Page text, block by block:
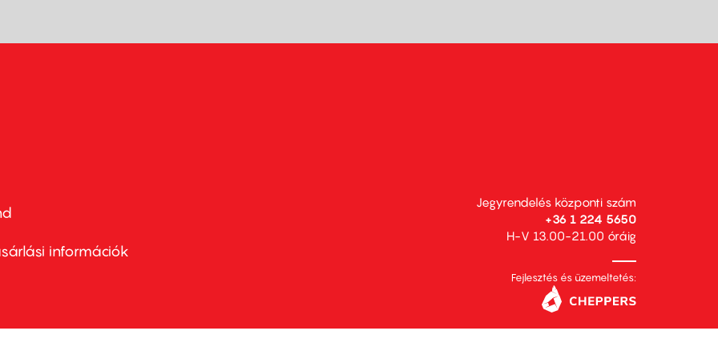
információk
Jegyrendelés központi szám
+36 1 224 5650
H-V 13.00-21.00 óráig
Fejlesztés és üzemeltetés: